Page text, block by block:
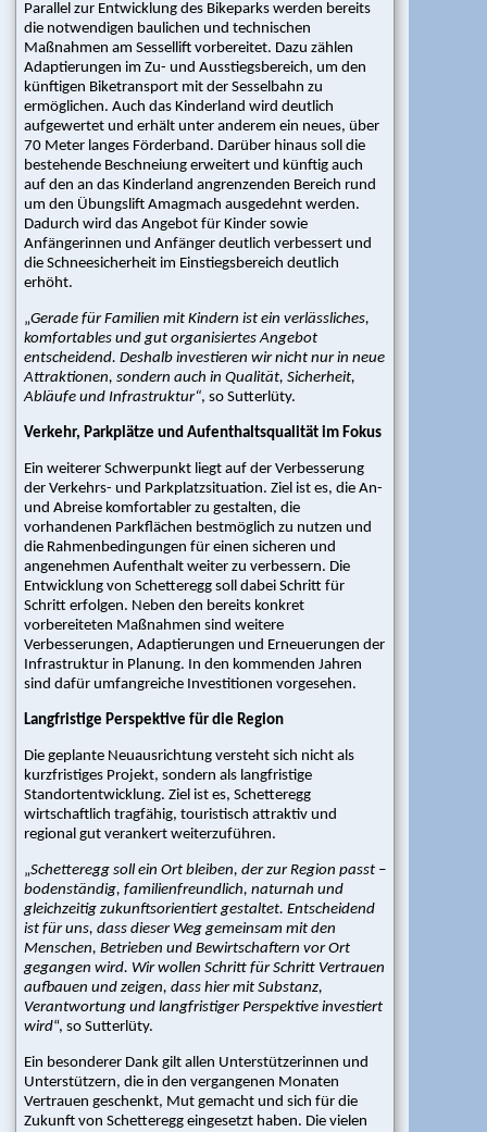
|
Feedback
|
Mediendaten/Werben
auf
seilbahn.net
|
Sitemap
Social
Wall
Jobbörse
Jobangebote
|
Top
Arbeitgeber
Preise
Inserieren
Login
Parallel zur Entwicklung des Bikeparks werden bereits
die notwendigen baulichen und technischen
Maßnahmen am Sessellift vorbereitet. Dazu zählen
Adaptierungen im Zu- und Ausstiegsbereich, um den
künftigen Biketransport mit der Sesselbahn zu
ermöglichen. Auch das Kinderland wird deutlich
aufgewertet und erhält unter anderem ein neues, über
70 Meter langes Förderband. Darüber hinaus soll die
bestehende Beschneiung erweitert und künftig auch
auf den an das Kinderland angrenzenden Bereich rund
um den Übungslift Amagmach ausgedehnt werden.
Dadurch wird das Angebot für Kinder sowie
Anfängerinnen und Anfänger deutlich verbessert und
die Schneesicherheit im Einstiegsbereich deutlich
erhöht.
„Gerade für Familien mit Kindern ist ein verlässliches,
komfortables und gut organisiertes Angebot
entscheidend. Deshalb investieren wir nicht nur in neue
Attraktionen, sondern auch in Qualität, Sicherheit,
Abläufe und Infrastruktur“, so Sutterlüty.
Verkehr, Parkplätze und Aufenthaltsqualität im Fokus
Ein weiterer Schwerpunkt liegt auf der Verbesserung
der Verkehrs- und Parkplatzsituation. Ziel ist es, die An-
und Abreise komfortabler zu gestalten, die
vorhandenen Parkflächen bestmöglich zu nutzen und
die Rahmenbedingungen für einen sicheren und
angenehmen Aufenthalt weiter zu verbessern. Die
Entwicklung von Schetteregg soll dabei Schritt für
Schritt erfolgen. Neben den bereits konkret
vorbereiteten Maßnahmen sind weitere
Verbesserungen, Adaptierungen und Erneuerungen der
Infrastruktur in Planung. In den kommenden Jahren
sind dafür umfangreiche Investitionen vorgesehen.
Langfristige Perspektive für die Region
Die geplante Neuausrichtung versteht sich nicht als
kurzfristiges Projekt, sondern als langfristige
Standortentwicklung. Ziel ist es, Schetteregg
wirtschaftlich tragfähig, touristisch attraktiv und
regional gut verankert weiterzuführen.
„Schetteregg soll ein Ort bleiben, der zur Region passt –
bodenständig, familienfreundlich, naturnah und
gleichzeitig zukunftsorientiert gestaltet. Entscheidend
ist für uns, dass dieser Weg gemeinsam mit den
Menschen, Betrieben und Bewirtschaftern vor Ort
gegangen wird. Wir wollen Schritt für Schritt Vertrauen
aufbauen und zeigen, dass hier mit Substanz,
Verantwortung und langfristiger Perspektive investiert
wird“, so Sutterlüty.
Ein besonderer Dank gilt allen Unterstützerinnen und
Unterstützern, die in den vergangenen Monaten
Vertrauen geschenkt, Mut gemacht und sich für die
Zukunft von Schetteregg eingesetzt haben. Die vielen